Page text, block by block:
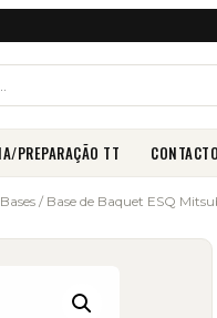
PREPARAÇÃO TT
Bases / Base de Baquet ESQ